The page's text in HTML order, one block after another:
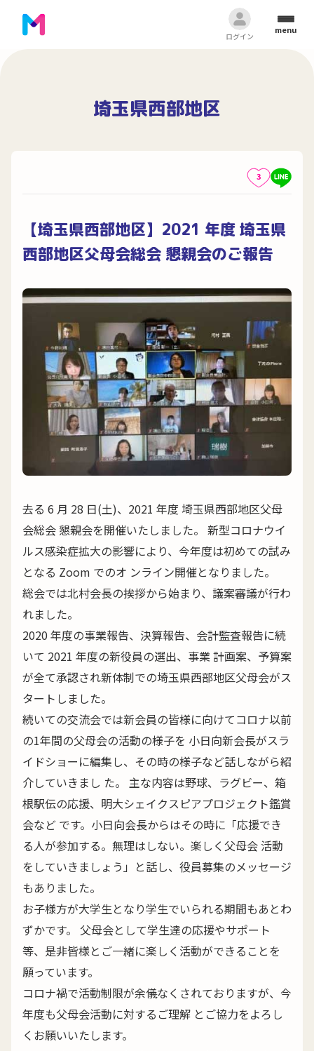
ログイン
menu
埼玉県西部地区
3
【埼玉県西部地区】2021 年度 埼玉県
西部地区父母会総会 懇親会のご報告
去る 6 月 28 日(土)、2021 年度 埼玉県西部地区父母
会総会 懇親会を開催いたしました。 新型コロナウイ
ルス感染症拡大の影響により、今年度は初めての試み
となる Zoom でのオ ンライン開催となりました。
総会では北村会長の挨拶から始まり、議案審議が行わ
れました。
2020 年度の事業報告、決算報告、会計監査報告に続
いて 2021 年度の新役員の選出、事業 計画案、予算案
が全て承認され新体制での埼玉県西部地区父母会がス
タートしました。
続いての交流会では新会員の皆様に向けてコロナ以前
の1年間の父母会の活動の様子を 小日向新会長がスラ
イドショーに編集し、その時の様子など話しながら紹
介していきまし た。 主な内容は野球、ラグビー、箱
根駅伝の応援、明大シェイクスピアプロジェクト鑑賞
会など です。小日向会長からはその時に「応援でき
る人が参加する。無理はしない。楽しく父母会 活動
をしていきましょう」と話し、役員募集のメッセージ
もありました。
お子様方が大学生となり学生でいられる期間もあとわ
ずかです。 父母会として学生達の応援やサポート
等、是非皆様とご一緒に楽しく活動ができることを
願っています。
コロナ禍で活動制限が余儀なくされておりますが、今
年度も父母会活動に対するご理解 とご協力をよろし
くお願いいたします。